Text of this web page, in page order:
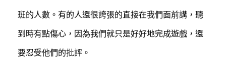
班的人數。有的人還很誇張的直接在我們面前講，聽
到時有點傷心，因為我們就只是好好地完成遊戲，還
要忍受他們的批評。